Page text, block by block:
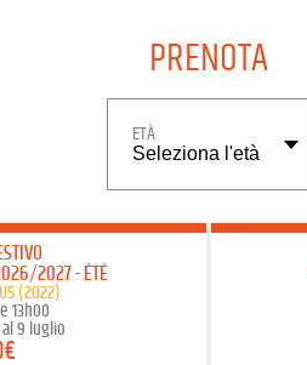
PRENOTA
ETÀ
2027- ÉTÉ
(2022)
13h00
9 luglio